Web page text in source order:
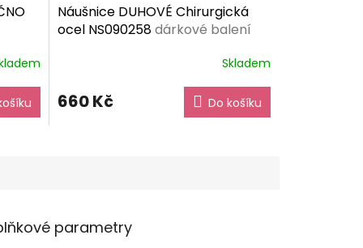
Náušnice DUHOVÉ Chirurgická
ocel NS090258dárkové balení
Skladem
660 Kč Do košíku
parametry